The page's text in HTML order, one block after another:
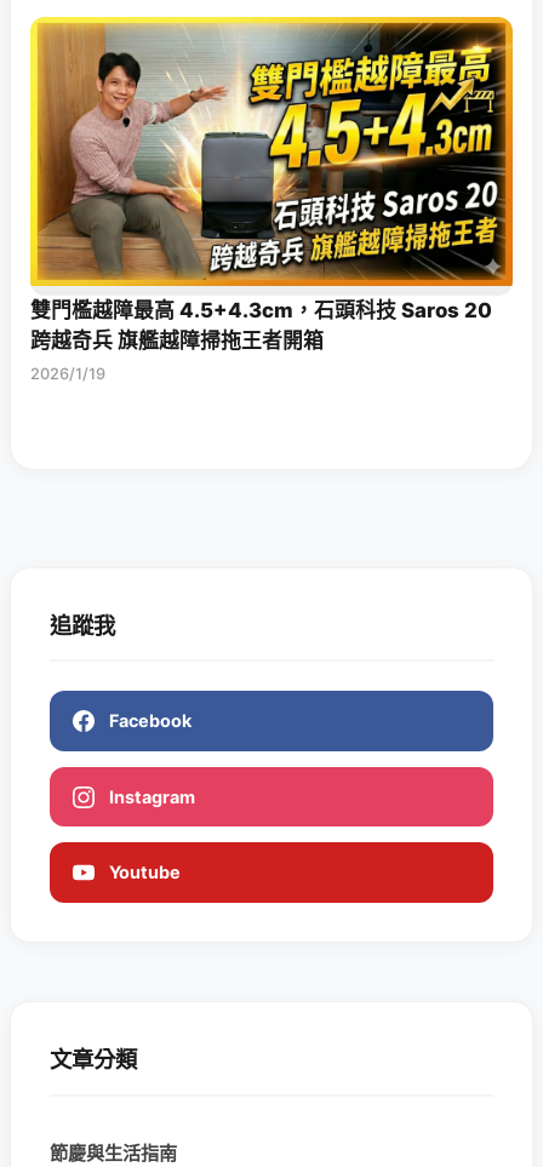
雙門檻越障最高 4.5+4.3cm，石頭科技 Saros 20
跨越奇兵 旗艦越障掃拖王者開箱
2026/1/19
追蹤我
Facebook
Instagram
Youtube
文章分類
節慶與生活指南